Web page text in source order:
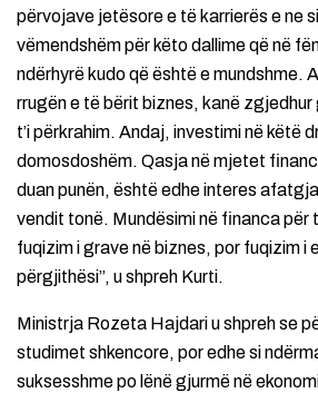
përvojave jetësore e të karrierës e ne
vëmendshëm për këto dallime që në
ndërhyrë kudo që është e mundshme.
rrugën e të bërit biznes, kanë zgjedhur
t’i përkrahim. Andaj, investimi në këtë
domosdoshëm. Qasja në mjetet
duan punën, është edhe interes
vendit tonë. Mundësimi në financa për
fuqizim i grave në biznes, por fuqizim i
përgjithësi”, u shpreh Kurti.
Ministrja Rozeta Hajdari u shpreh se
studimet shkencore, por edhe si
suksesshme po lënë gjurmë në